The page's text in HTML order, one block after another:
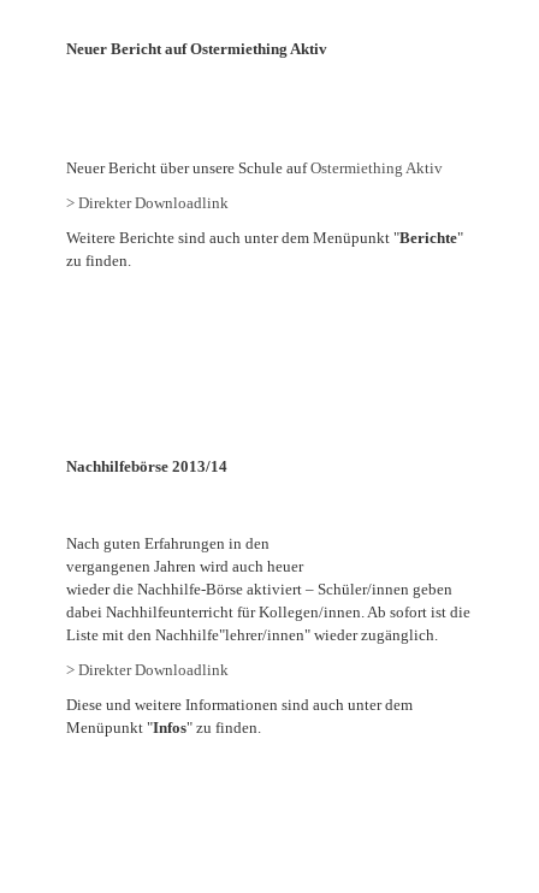
Neuer Bericht auf Ostermiething Aktiv
Neuer Bericht über unsere Schule aufOstermiething Aktiv
> Direkter Downloadlink
Weitere Berichte sind auch unter dem Menüpunkt "Berichte"
zu finden.
Nachhilfebörse 2013/14
Nach guten Erfahrungen in den
vergangenen Jahren wird auch heuer
wieder die Nachhilfe-Börse aktiviert – Schüler/innen geben
dabei Nachhilfeunterricht für Kollegen/innen. Ab sofort ist die
Liste mit den Nachhilfe"lehrer/innen" wieder zugänglich.
> Direkter Downloadlink
Diese und weitere Informationen sind auch unter dem
Menüpunkt "Infos" zu finden.